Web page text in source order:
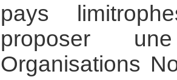
pays
proposer
Organisations